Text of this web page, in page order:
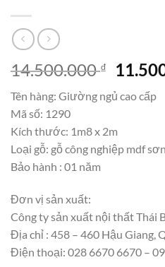
14.500.000₫
Giá
gốc
là:
Tên hàng: Giường ngủ cao cấp
Mã số: 1290
Kích thước: 1m8 x 2m
Loại gỗ: gỗ công nghiệp mdf
Bảo hành : 01 năm
Đơn vị sản xuất:
Công ty sản xuất nội thất Thái
Địa chỉ : 458 – 460 Hậu Giang,
Điện thoại: 028 6670 6670 –